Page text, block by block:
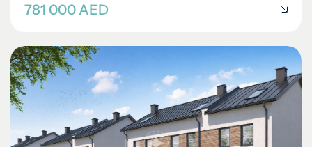
781 000 AED